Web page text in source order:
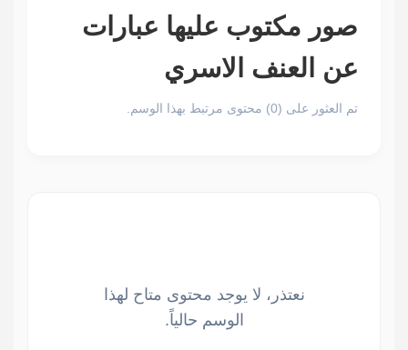
صور مكتوب عليها عبارات
عن العنف الاسري
تم العثور على (0) محتوى مرتبط بهذا الوسم.
نعتذر، لا يوجد محتوى متاح لهذا
الوسم حالياً.